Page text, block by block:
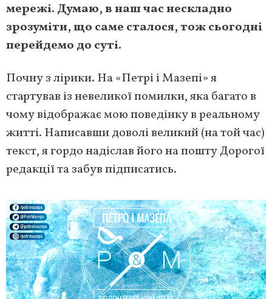
мережі. Думаю, в наш час нескладно
зрозуміти, що саме сталося, тож сьогодні
перейдемо до суті.
Почну з лірики. На «Петрі і Мазепі» я
стартував із невеликої помилки, яка багато в
чому відображає мою поведінку в реальному
житті. Написавши доволі великий (на той час)
текст, я гордо надіслав його на пошту Дорогої
редакції та забув підписатись.